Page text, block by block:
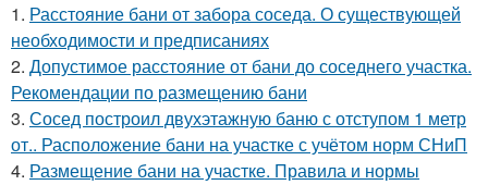
1. Расстояние бани от забора соседа. О существующей
необходимости и предписаниях
2. Допустимое расстояние от бани до соседнего участка.
Рекомендации по размещению бани
3. Сосед построил двухэтажную баню с отступом 1 метр
от.. Расположение бани на участке с учётом норм СНиП
4. Размещение бани на участке. Правила и нормы